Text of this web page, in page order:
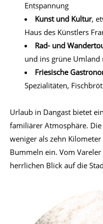
Entspannung
Kunst und Kultur,
Haus des Künstlers
Rad- und
und ins grüne
Friesische
Spezialitäten,
Urlaub in Dangast bietet
familiärer Atmosphäre.
weniger als zehn
Bummeln ein. Vom
herrlichen Blick auf die